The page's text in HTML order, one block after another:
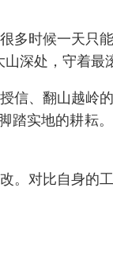
多时候一天只
深处，守着最
信、翻山越岭
踏实地的耕耘
。对比自身的